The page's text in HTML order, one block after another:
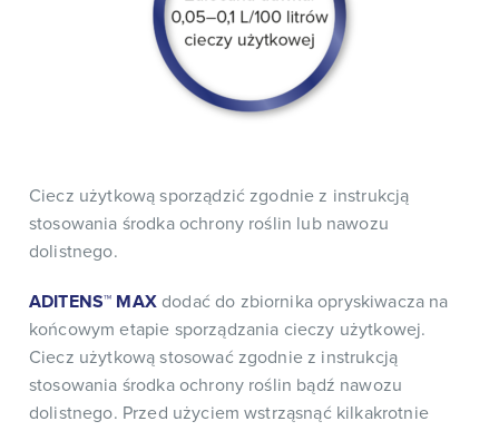
Ciecz użytkową sporządzić zgodnie z instrukcją
stosowania środka ochrony roślin lub nawozu
dolistnego.
ADITENS™ MAX dodać do zbiornika opryskiwacza na
końcowym etapie sporządzania cieczy użytkowej.
Ciecz użytkową stosować zgodnie z instrukcją
stosowania środka ochrony roślin bądź nawozu
dolistnego. Przed użyciem wstrząsnąć kilkakrotnie